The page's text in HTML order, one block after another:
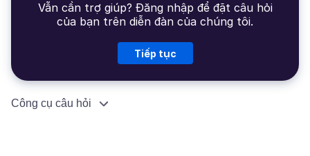
Vẫn cần trợ giúp? Đăng nhập để đặt câu hỏi
của bạn trên diễn đàn của chúng tôi.
Tiếp tục
Công cụ câu hỏi